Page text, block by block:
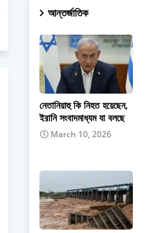
আন্তর্জাতিক
নেতানিয়াহু কি নিহত হয়েছেন,
ইরানি সংবাদমাধ্যম যা বলছে
March 10, 2026